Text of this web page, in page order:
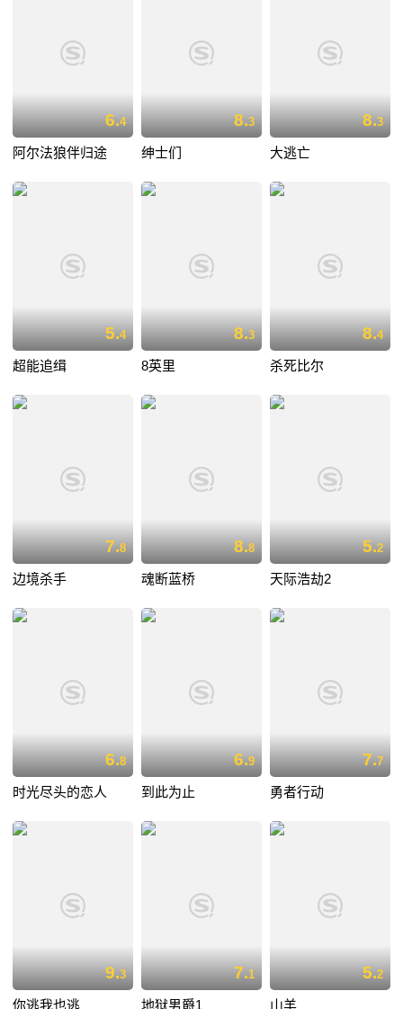
6.4
阿尔法狼伴归途
8.3
绅士们
8.3
大逃亡
5.4
超能追缉
8.3
8英里
8.4
杀死比尔
7.8
边境杀手
8.8
魂断蓝桥
5.2
天际浩劫2
6.8
时光尽头的恋人
6.9
到此为止
7.7
勇者行动
9.3
你逃我也逃
7.1
地狱男爵1
5.2
山羊